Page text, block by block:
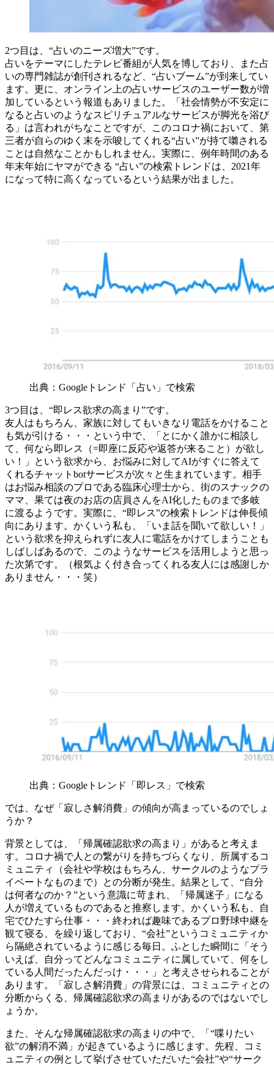
2つ目は、“占いのニーズ増大”です。
占いをテーマにしたテレビ番組が人気を博しており、また占
いの専門雑誌が創刊されるなど、“占いブーム”が到来してい
ます。更に、オンライン上の占いサービスのユーザー数が増
加しているという報道もありました。「社会情勢が不安定に
なると占いのようなスピリチュアルなサービスが脚光を浴び
る」は言われがちなことですが、このコロナ禍において、第
三者が自らのゆく末を示唆してくれる“占い”が持て囃される
ことは自然なことかもしれません。実際に、例年時間のある
年末年始にヤマができる “占い”の検索トレンドは、2021年
になって特に高くなっているという結果が出ました。
出典：Googleトレンド「占い」で検索
3つ目は、“即レス欲求の高まり”です。
友人はもちろん、家族に対してもいきなり電話をかけること
も気が引ける・・・という中で、「とにかく誰かに相談し
て、何なら即レス（=即座に反応や返答が来ること）が欲し
い！」という欲求から、お悩みに対してAIがすぐに答えて
くれるチャットbotサービスが次々と生まれています。相手
はお悩み相談のプロである臨床心理士から、街のスナックの
ママ、果ては夜のお店の店員さんをAI化したものまで多岐
に渡るようです。実際に、“即レス”の検索トレンドは伸長傾
向にあります。かくいう私も、「いま話を聞いて欲しい！」
という欲求を抑えられずに友人に電話をかけてしまうことも
しばしばあるので、このようなサービスを活用しようと思っ
た次第です。（根気よく付き合ってくれる友人には感謝しか
ありません・・・笑）
出典：Googleトレンド「即レス」で検索
では、なぜ「寂しさ解消費」の傾向が高まっているのでしょ
うか？
背景としては、「帰属確認欲求の高まり」があると考えま
す。コロナ禍で人との繋がりを持ちづらくなり、所属するコ
ミュニティ（会社や学校はもちろん、サークルのようなプラ
イベートなものまで）との分断が発生。結果として、“自分
は何者なのか？”という意識に苛まれ、「帰属迷子」になる
人が増えているものであると推察します。かくいう私も、自
宅でひたすら仕事・・・終われば趣味であるプロ野球中継を
観て寝る、を繰り返しており、“会社”というコミュニティか
ら隔絶されているように感じる毎日。ふとした瞬間に「そう
いえば、自分ってどんなコミュニティに属していて、何をし
ている人間だったんだっけ・・・」と考えさせられることが
あります。「寂しさ解消費」の背景には、コミュニティとの
分断からくる、帰属確認欲求の高まりがあるのではないでし
ょうか。
また、そんな帰属確認欲求の高まりの中で、「“喋りたい
欲”の解消不満」が起きているように感じます。先程、コミ
ュニティの例として挙げさせていただいた“会社”や“サーク